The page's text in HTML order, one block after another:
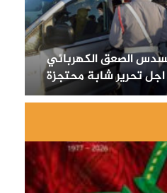
الصعق الكهربائي